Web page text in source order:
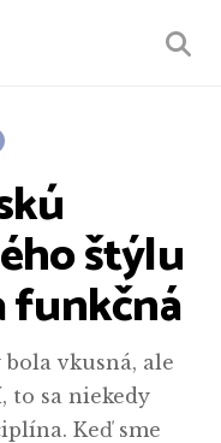
VYHĽADÁVANIE
štýlu
funkčná
vkusná, ale
to sa niekedy
Keď sme